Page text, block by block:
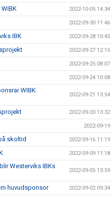
2022-10-05 14:34
2022-09-30 11:46
IBK 2022-09-28 10:45
2022-09-27 12:15
2022-09-25 08:07
2022-09-24 10:08
WIBK
2022-09-21 13:54
2022-09-20 13:32
2022-09-19
skoltid 2022-09-16 11:19
2022-09-09 11:18
Westerviks IBKs
2022-09-05 13:59
huvudsponsor 2022-09-02 09:34